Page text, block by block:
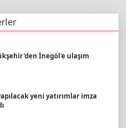
İnegöl'e ulaşım
yeni yatırımlar imza